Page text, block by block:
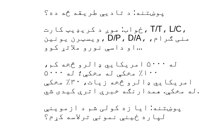
پوښتنه: د تادیې طریقه څه ده؟
ځواب: موږ د کریډیټ کارت، T/T، L/C،
ویسټرن یونین، D/P، D/A، منی ګرام،
او داسې نورو ملاتړ کوو...
له ۵۰۰۰ امریکایي ډالرو څخه کم،
۱۰۰٪ مخکې له مخکې؛ له ۵۰۰۰
امریکایي ډالرو څخه زیات، ۳۰٪ مخکې
له مخکې. همدارنګه خبرې اترې کیدی شي.
پوښتنه: ایا زه کولی شم د ازموینې
لپاره ځینې نمونې ترلاسه کړم؟